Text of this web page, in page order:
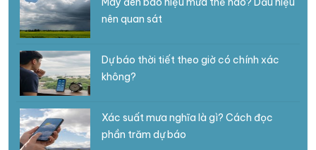
nên quan sát
Dự báo thời tiết theo giờ có chính xác
không?
Xác suất mưa nghĩa là gì? Cách đọc
phần trăm dự báo